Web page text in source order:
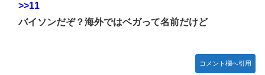
正解
除霊ゲームさん、泣く泣くクソアプデしてしまう
備、ガチでヤバ過ぎる…」→「のび太レベルの守備ｗｗ」＝
>>11
バイソンだぞ？海外ではベガって名前だけど
コメント欄へ引用